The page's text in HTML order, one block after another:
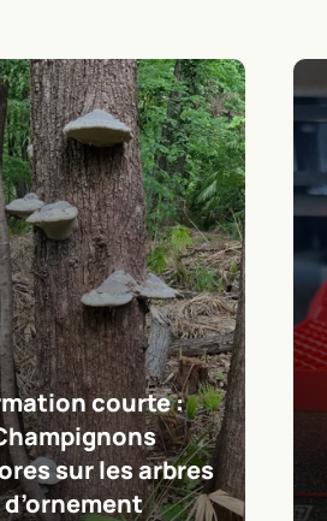
courte :
3D au
de mon
ou de mon
du paysage